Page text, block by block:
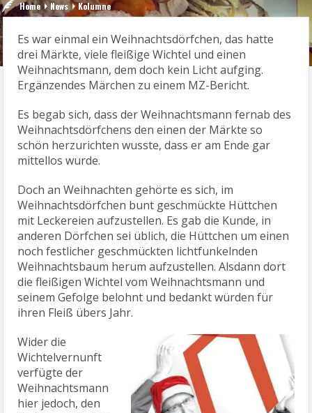
Home News Kolumne
Es war einmal ein Weihnachtsdörfchen, das hatte
drei Märkte, viele fleißige Wichtel und einen
Weihnachtsmann, dem doch kein Licht aufging.
Ergänzendes Märchen zu einem MZ-Bericht.
Es begab sich, dass der Weihnachtsmann fernab des
Weihnachtsdörfchens den einen der Märkte so
schön herzurichten wusste, dass er am Ende gar
mittellos wurde.
Doch an Weihnachten gehörte es sich, im
Weihnachtsdörfchen bunt geschmückte Hüttchen
mit Leckereien aufzustellen. Es gab die Kunde, in
anderen Dörfchen sei üblich, die Hüttchen um einen
noch festlicher geschmückten lichtfunkelnden
Weihnachtsbaum herum aufzustellen. Alsdann dort
die fleißigen Wichtel vom Weihnachtsmann und
seinem Gefolge belohnt und bedankt würden für
ihren Fleiß übers Jahr.
Wider die
Wichtelvernunft
verfügte der
Weihnachtsmann
hier jedoch, den